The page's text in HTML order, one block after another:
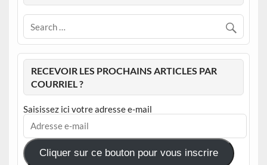
RECEVOIR LES PROCHAINS ARTICLES PAR
COURRIEL ?
Saisissez ici votre adresse e-mail
Adresse
mail
Cliquer sur ce bouton pour vous inscrire